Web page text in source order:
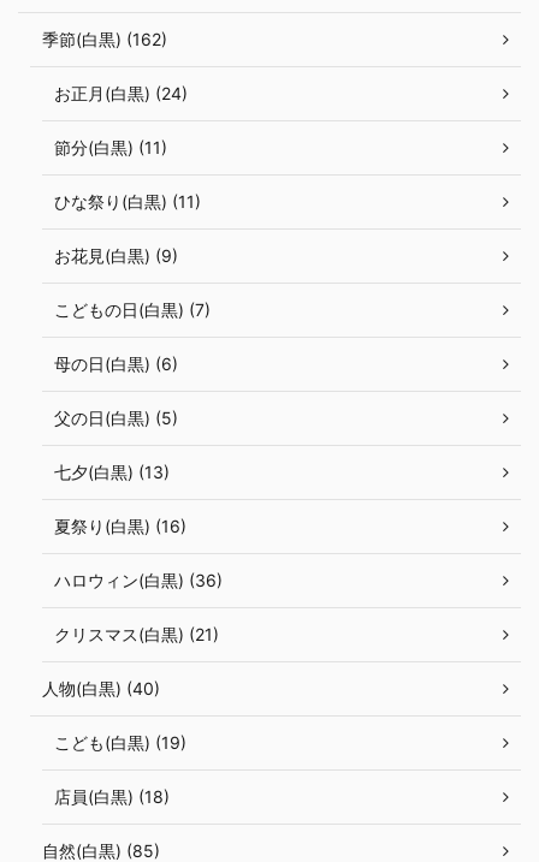
季節(白黒) (162)
お正月(白黒) (24)
節分(白黒) (11)
ひな祭り(白黒) (11)
お花見(白黒) (9)
こどもの日(白黒) (7)
母の日(白黒) (6)
父の日(白黒) (5)
七夕(白黒) (13)
夏祭り(白黒) (16)
ハロウィン(白黒) (36)
クリスマス(白黒) (21)
人物(白黒) (40)
こども(白黒) (19)
店員(白黒) (18)
自然(白黒) (85)